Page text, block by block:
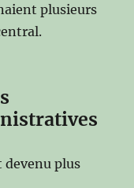
plusieurs
devenu plus